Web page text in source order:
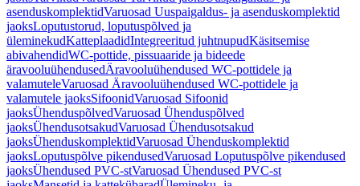
asenduskomplektidVaruosad Uuspaigaldus- ja asenduskomplektid
jaoksLoputustorud, loputuspõlved ja
üleminekudKatteplaadidIntegreeritud juhtnupudKäsitsemise
abivahendidWC-pottide, pissuaaride ja bideede
äravooluühendusedÄravooluühendused WC-pottidele ja
valamuteleVaruosad Äravooluühendused WC-pottidele ja
valamutele jaoksSifoonidVaruosad Sifoonid
jaoksÜhenduspõlvedVaruosad Ühenduspõlved
jaoksÜhendusotsakudVaruosad Ühendusotsakud
jaoksÜhenduskomplektidVaruosad Ühenduskomplektid
jaoksLoputuspõlve pikendusedVaruosad Loputuspõlve pikendused
jaoksÜhendused PVC-stVaruosad Ühendused PVC-st